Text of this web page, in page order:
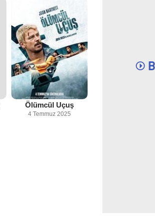
Ölümcül Uçuş
4 Temmuz 2025